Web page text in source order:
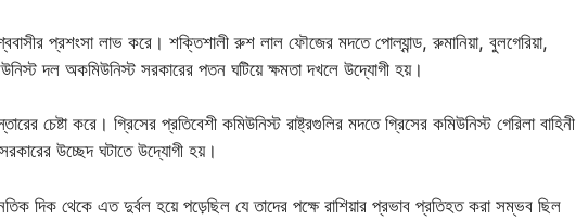
প্রশংসা লাভ করে। শক্তিশালী রুশ লাল ফৌজের মদতে পোল্যান্ড, রুমানিয়া, বুলগেরিয়া,
দল অকমিউনিস্ট সরকারের পতন ঘটিয়ে ক্ষমতা দখলে উদ্যোগী হয়।
চেষ্টা করে। গ্রিসের প্রতিবেশী কমিউনিস্ট রাষ্ট্রগুলির মদতে গ্রিসের কমিউনিস্ট গেরিলা বাহিনী
সরকারের উচ্ছেদ ঘটাতে উদ্যোগী হয়।
দিক থেকে এত দুর্বল হয়ে পড়েছিল যে তাদের পক্ষে রাশিয়ার প্রভাব প্রতিহত করা সম্ভব ছিল